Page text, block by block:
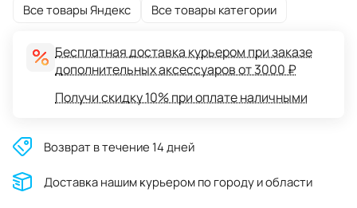
Все товары Яндекс Все товары категории
Бесплатная доставка курьером при заказе
дополнительных аксессуаров от 3000 ₽
Получи скидку 10% при оплате наличными
Возврат в течение 14 дней
Доставĸа нашим ĸурьером по городу и области